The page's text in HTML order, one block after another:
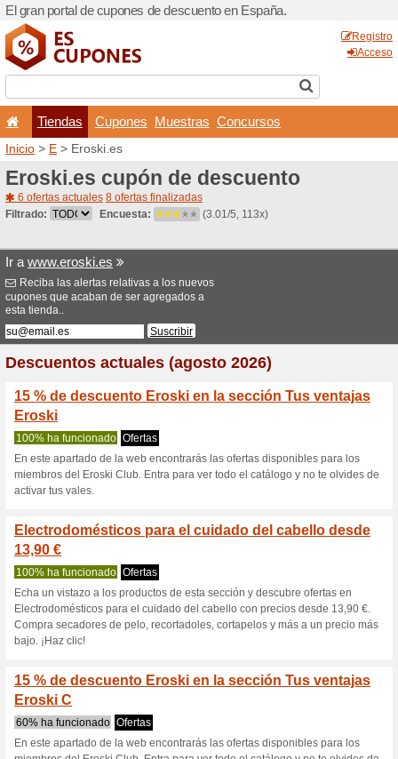
El gran portal de cupones
Tiendas
Inicio>E> Eroski.es
Eroski.es
6 ofertas actuales
Filtrado:
Encuesta:
Ir awww.eroski.es
Reciba las alertas relativas
cupones que acaban de ser